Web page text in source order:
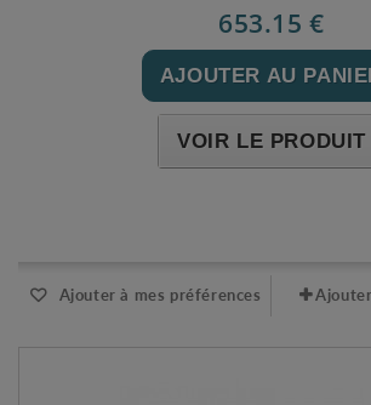
653.15 €
AJOUTER AU
VOIR LE PRODUIT
Ajouter à mes préférences